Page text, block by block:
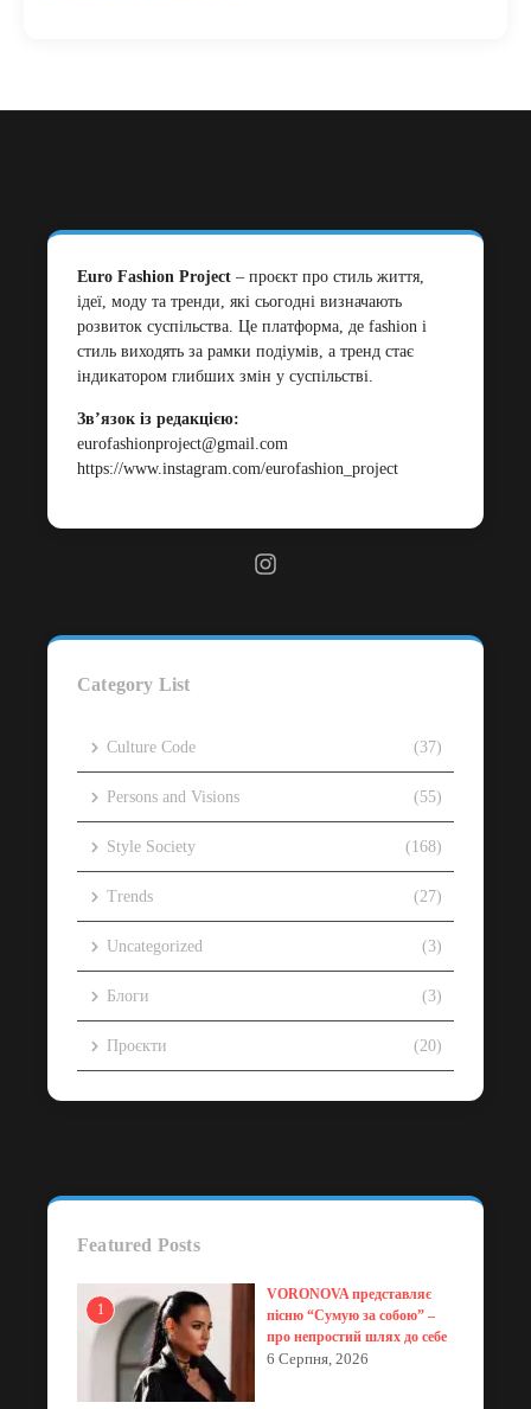
Euro Fashion Project – проєкт про стиль життя,
ідеї, моду та тренди, які сьогодні визначають
розвиток суспільства. Це платформа, де fashion і
стиль виходять за рамки подіумів, а тренд стає
індикатором глибших змін у суспільстві.
Зв’язок із редакцією:
eurofashionproject@gmail.com
https://www.instagram.com/eurofashion_project
Category List
Culture Code (37)
Persons and Visions (55)
Style Society (168)
Trends (27)
Uncategorized (3)
Блоги (3)
Проєкти (20)
Featured Posts
1
VORONOVA представляє
пісню “Сумую за собою” –
про непростий шлях до себе
6 Серпня, 2026